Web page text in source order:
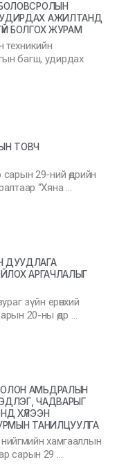
УДИРДАХ АЖИЛТАНД
БОЛГОХ ЖУРАМ
техникийн
багш, удирдах
ТОВЧ
29-ний өдрийн
“Хяна …
ДУУДЛАГА
АРГАЧЛАЛЫГ
зүйн ерөнхий
20-ны өдр …
АМЬДРАЛЫН
ЧАДВАРЫГ
ХҮЛЭЭН
ТАНИЛЦУУЛГА
нийгмийн хамгааллын
сарын 29 …